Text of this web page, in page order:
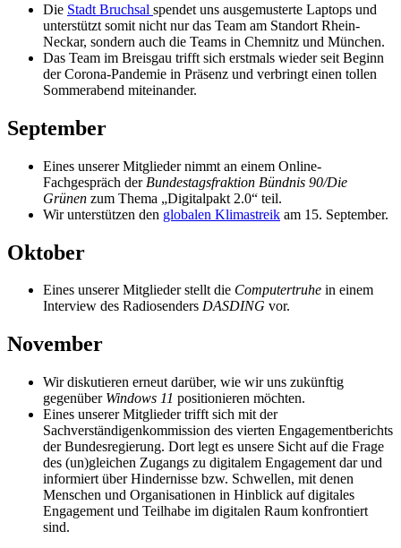
Die Stadt Bruchsal spendet uns ausgemusterte Laptops und
unterstützt somit nicht nur das Team am Standort Rhein-
Neckar, sondern auch die Teams in Chemnitz und München.
Das Team im Breisgau trifft sich erstmals wieder seit Beginn
der Corona-Pandemie in Präsenz und verbringt einen tollen
Sommerabend miteinander.
September
Eines unserer Mitglieder nimmt an einem Online-
Fachgespräch der Bundestagsfraktion Bündnis 90/Die
Grünen zum Thema „Digitalpakt 2.0“ teil.
Wir unterstützen den globalen Klimastreik am 15. September.
Oktober
Eines unserer Mitglieder stellt die Computertruhe in einem
Interview des Radiosenders DASDING vor.
November
Wir diskutieren erneut darüber, wie wir uns zukünftig
gegenüber Windows 11 positionieren möchten.
Eines unserer Mitglieder trifft sich mit der
Sachverständigenkommission des vierten Engagementberichts
der Bundesregierung. Dort legt es unsere Sicht auf die Frage
des (un)gleichen Zugangs zu digitalem Engagement dar und
informiert über Hindernisse bzw. Schwellen, mit denen
Menschen und Organisationen in Hinblick auf digitales
Engagement und Teilhabe im digitalen Raum konfrontiert
sind.